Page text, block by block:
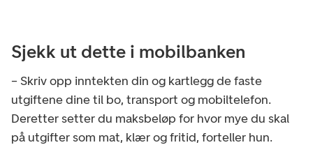
Sjekk ut dette i mobilbanken
– Skriv opp inntekten din og kartlegg de faste
utgiftene dine til bo, transport og mobiltelefon.
Deretter setter du maksbeløp for hvor mye du skal
på utgifter som mat, klær og fritid, forteller hun.